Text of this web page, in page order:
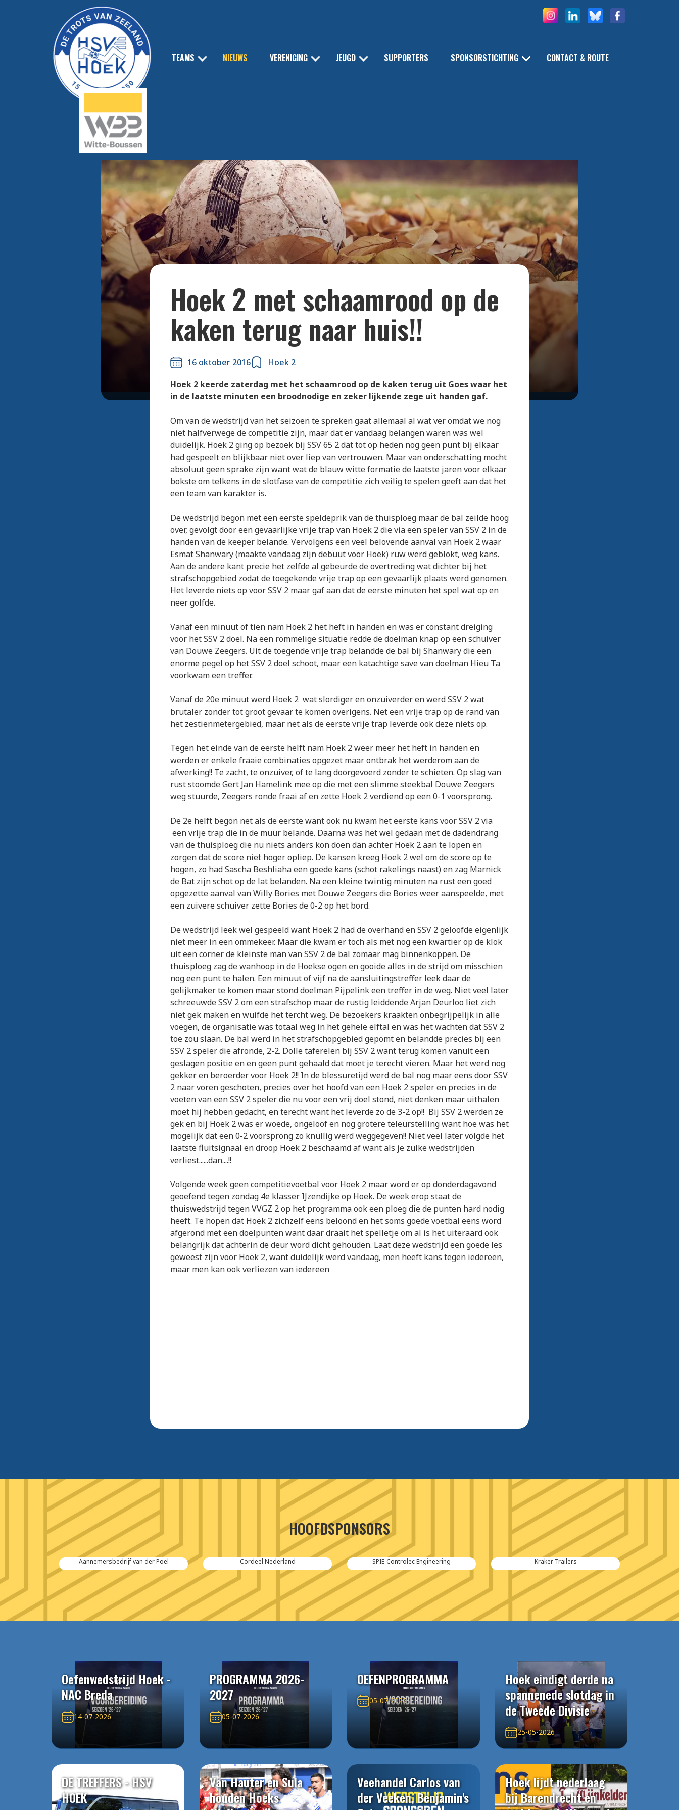
TEAMS NIEUWS VERENIGING JEUGD SUPPORTERS SPONSORSTICHTING CONTACT & ROUTE
Bekijk alle foto's
Hoek 2 met schaamrood op de
kaken terug naar huis!!
16 oktober 2016
Hoek 2
Hoek 2 keerde zaterdag met het schaamrood op de kaken terug uit Goes waar het
in de laatste minuten een broodnodige en zeker lijkende zege uit handen gaf.
Om van de wedstrijd van het seizoen te spreken gaat allemaal al wat ver omdat we nog
niet halfverwege de competitie zijn, maar dat er vandaag belangen waren was wel
duidelijk. Hoek 2 ging op bezoek bij SSV 65 2 dat tot op heden nog geen punt bij elkaar
had gespeelt en blijkbaar niet over liep van vertrouwen. Maar van onderschatting mocht
absoluut geen sprake zijn want wat de blauw witte formatie de laatste jaren voor elkaar
bokste om telkens in de slotfase van de competitie zich veilig te spelen geeft aan dat het
een team van karakter is.
De wedstrijd begon met een eerste speldeprik van de thuisploeg maar de bal zeilde hoog
over, gevolgt door een gevaarlijke vrije trap van Hoek 2 die via een speler van SSV 2 in de
handen van de keeper belande. Vervolgens een veel belovende aanval van Hoek 2 waar
Esmat Shanwary (maakte vandaag zijn debuut voor Hoek) ruw werd geblokt, weg kans.
Aan de andere kant precie het zelfde al gebeurde de overtreding wat dichter bij het
strafschopgebied zodat de toegekende vrije trap op een gevaarlijk plaats werd genomen.
Het leverde niets op voor SSV 2 maar gaf aan dat de eerste minuten het spel wat op en
neer golfde.
Vanaf een minuut of tien nam Hoek 2 het heft in handen en was er constant dreiging
voor het SSV 2 doel. Na een rommelige situatie redde de doelman knap op een schuiver
van Douwe Zeegers. Uit de toegende vrije trap belandde de bal bij Shanwary die een
enorme pegel op het SSV 2 doel schoot, maar een katachtige save van doelman Hieu Ta
voorkwam een treffer.
Vanaf de 20e minuut werd Hoek 2 wat slordiger en onzuiverder en werd SSV 2 wat
brutaler zonder tot groot gevaar te komen overigens. Net een vrije trap op de rand van
het zestienmetergebied, maar net als de eerste vrije trap leverde ook deze niets op.
Tegen het einde van de eerste helft nam Hoek 2 weer meer het heft in handen en
werden er enkele fraaie combinaties opgezet maar ontbrak het werderom aan de
afwerking!! Te zacht, te onzuiver, of te lang doorgevoerd zonder te schieten. Op slag van
rust stoomde Gert Jan Hamelink mee op die met een slimme steekbal Douwe Zeegers
weg stuurde, Zeegers ronde fraai af en zette Hoek 2 verdiend op een 0-1 voorsprong.
De 2e helft begon net als de eerste want ook nu kwam het eerste kans voor SSV 2 via
een vrije trap die in de muur belande. Daarna was het wel gedaan met de dadendrang
van de thuisploeg die nu niets anders kon doen dan achter Hoek 2 aan te lopen en
zorgen dat de score niet hoger opliep. De kansen kreeg Hoek 2 wel om de score op te
hogen, zo had Sascha Beshliaha een goede kans (schot rakelings naast) en zag Marnick
de Bat zijn schot op de lat belanden. Na een kleine twintig minuten na rust een goed
opgezette aanval van Willy Bories met Douwe Zeegers die Bories weer aanspeelde, met
een zuivere schuiver zette Bories de 0-2 op het bord.
De wedstrijd leek wel gespeeld want Hoek 2 had de overhand en SSV 2 geloofde eigenlijk
niet meer in een ommekeer. Maar die kwam er toch als met nog een kwartier op de klok
uit een corner de kleinste man van SSV 2 de bal zomaar mag binnenkoppen. De
thuisploeg zag de wanhoop in de Hoekse ogen en gooide alles in de strijd om misschien
nog een punt te halen. Een minuut of vijf na de aansluitingstreffer leek daar de
gelijkmaker te komen maar stond doelman Pijpelink een treffer in de weg. Niet veel later
schreeuwde SSV 2 om een strafschop maar de rustig leiddende Arjan Deurloo liet zich
niet gek maken en wuifde het tercht weg. De bezoekers kraakten onbegrijpelijk in alle
voegen, de organisatie was totaal weg in het gehele elftal en was het wachten dat SSV 2
toe zou slaan. De bal werd in het strafschopgebied gepomt en belandde precies bij een
SSV 2 speler die afronde, 2-2. Dolle taferelen bij SSV 2 want terug komen vanuit een
geslagen positie en en geen punt gehaald dat moet je terecht vieren. Maar het werd nog
gekker en beroerder voor Hoek 2!! In de blessuretijd werd de bal nog maar eens door SSV
2 naar voren geschoten, precies over het hoofd van een Hoek 2 speler en precies in de
voeten van een SSV 2 speler die nu voor een vrij doel stond, niet denken maar uithalen
moet hij hebben gedacht, en terecht want het leverde zo de 3-2 op!! Bij SSV 2 werden ze
gek en bij Hoek 2 was er woede, ongeloof en nog grotere teleurstelling want hoe was het
mogelijk dat een 0-2 voorsprong zo knullig werd weggegeven!! Niet veel later volgde het
laatste fluitsignaal en droop Hoek 2 beschaamd af want als je zulke wedstrijden
verliest......dan....!!
Volgende week geen competitievoetbal voor Hoek 2 maar word er op donderdagavond
geoefend tegen zondag 4e klasser IJzendijke op Hoek. De week erop staat de
thuiswedstrijd tegen VVGZ 2 op het programma ook een ploeg die de punten hard nodig
heeft. Te hopen dat Hoek 2 zichzelf eens beloond en het soms goede voetbal eens word
afgerond met een doelpunten want daar draait het spelletje om al is het uiteraard ook
belangrijk dat achterin de deur word dicht gehouden. Laat deze wedstrijd een goede les
geweest zijn voor Hoek 2, want duidelijk werd vandaag, men heeft kans tegen iedereen,
maar men kan ook verliezen van iedereen
HOOFDSPONSORS
Aannemersbedrijf van der Poel Cordeel Nederland SPIE-Controlec Engineering Kraker Trailers
Oefenwedstrijd Hoek -
NAC Breda
14-07-2026
PROGRAMMA 2026-
2027
05-07-2026
OEFENPROGRAMMA
05-07-2026
Hoek eindigt derde na
spannenede slotdag in
de Tweede Divisie
25-05-2026
DE TREFFERS - HSV
HOEK
Van Hauter en Sula
houden Hoeks
Veehandel Carlos van
der Veeken, Benjamin's
Hoek lijdt nederlaag
bij Barendrecht en